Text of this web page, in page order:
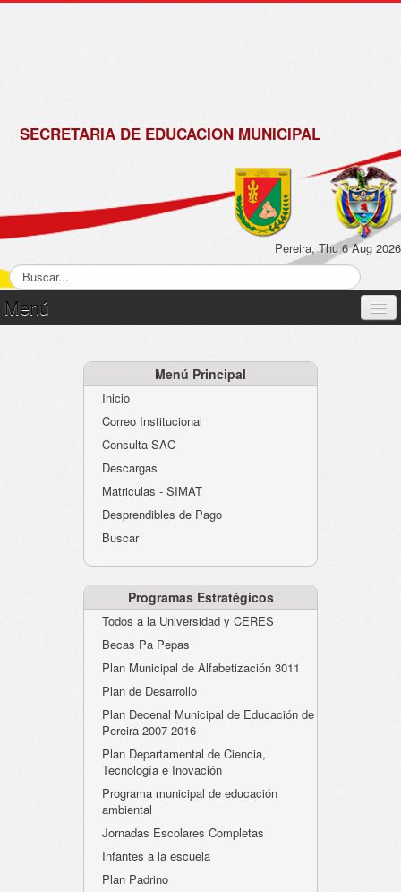
SECRETARIA DE EDUCACION MUNICIPAL
Pereira, Thu 6 Aug 2026
Menú
Atención al Ciudadano
Instituciones Educativas
Despacho Secretaría
Evaluación desempeño
Humano-Cesantías
Menú Principal
Inicio
Correo Institucional
Consulta SAC
Descargas
Matriculas - SIMAT
Desprendibles de Pago
Buscar
Programas Estratégicos
Todos a la Universidad y CERES
Becas Pa Pepas
Plan Municipal de Alfabetización 3011
Plan de Desarrollo
Plan Decenal Municipal de Educación de
Pereira 2007-2016
Plan Departamental de Ciencia,
Tecnología e Inovación
Programa municipal de educación
ambiental
Jornadas Escolares Completas
Infantes a la escuela
Plan Padrino
de